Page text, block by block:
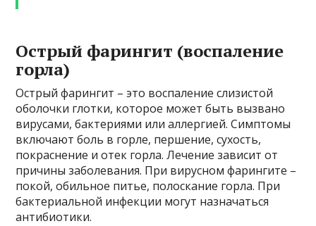
Острый фарингит (воспаление
горла)
Острый фарингит – это воспаление слизистой
оболочки глотки, которое может быть вызвано
вирусами, бактериями или аллергией. Симптомы
включают боль в горле, першение, сухость,
покраснение и отек горла. Лечение зависит от
причины заболевания. При вирусном фарингите –
покой, обильное питье, полоскание горла. При
бактериальной инфекции могут назначаться
антибиотики.